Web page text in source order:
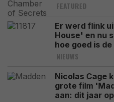
FEATURED
Er werd flink
House' en nu
hoe goed is
NIEUWS
Nicolas Cage
grote film
aan: dit jaar